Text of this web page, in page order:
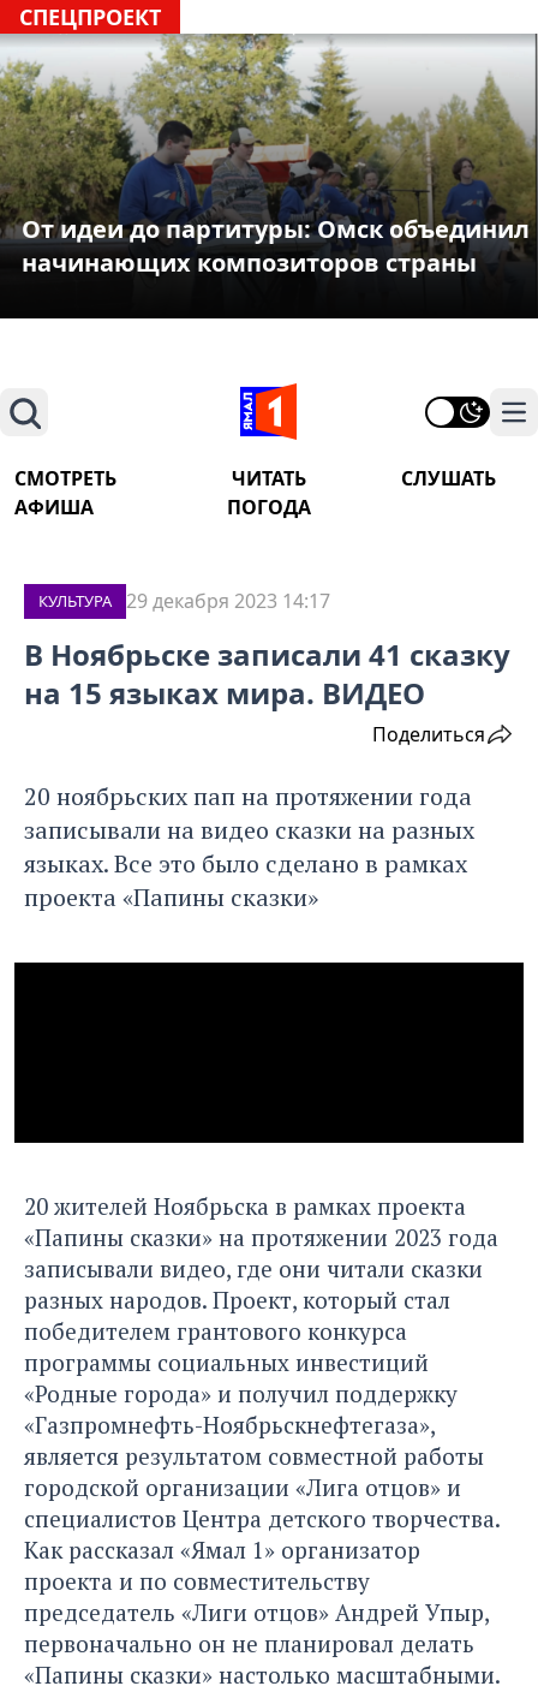
СПЕЦПРОЕКТ
От идеи до партитуры: Омск объединил
начинающих композиторов страны
Поиск
СМОТРЕТЬ ЧИТАТЬ
СЛУШАТЬ
АФИША
ПОГОДА
КУЛЬТУРА 29 декабря 2023 14:17
В Ноябрьске записали 41 сказку
на 15 языках мира. ВИДЕО
Поделиться
20 ноябрьских пап на протяжении года
записывали на видео сказки на разных
языках. Все это было сделано в рамках
проекта «Папины сказки»
20 жителей Ноябрьска в рамках проекта
«Папины сказки» на протяжении 2023 года
записывали видео, где они читали сказки
разных народов. Проект, который стал
победителем грантового конкурса
программы социальных инвестиций
«Родные города» и получил поддержку
«Газпромнефть-Ноябрьскнефтегаза»,
является результатом совместной работы
городской организации «Лига отцов» и
специалистов Центра детского творчества.
Как рассказал «Ямал 1» организатор
проекта и по совместительству
председатель «Лиги отцов» Андрей Упыр,
первоначально он не планировал делать
«Папины сказки» настолько масштабными.